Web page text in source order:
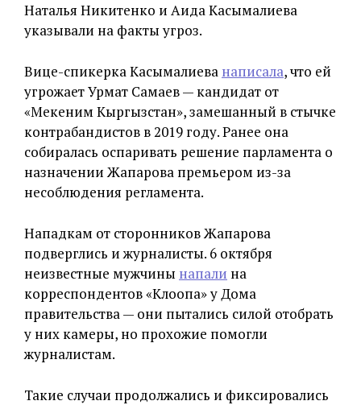
Наталья Никитенко и Аида Касымалиева
указывали на факты угроз.
Вице-спикерка Касымалиева написала, что ей
угрожает Урмат Самаев — кандидат от
«Мекеним Кыргызстан», замешанный в стычке
контрабандистов в 2019 году. Ранее она
собиралась оспаривать решение парламента о
назначении Жапарова премьером из-за
несоблюдения регламента.
Нападкам от сторонников Жапарова
подверглись и журналисты. 6 октября
неизвестные мужчины напали на
корреспондентов «Клоопа» у Дома
правительства — они пытались силой отобрать
у них камеры, но прохожие помогли
журналистам.
Такие случаи продолжались и фиксировались